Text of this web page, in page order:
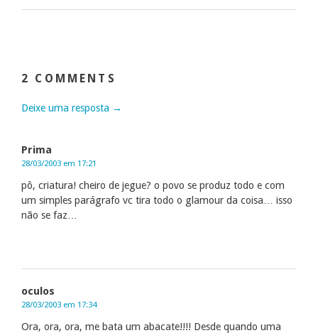
2 COMMENTS
Deixe uma resposta →
Prima
28/03/2003 em 17:21
pô, criatura! cheiro de jegue? o povo se produz todo e com
um simples parágrafo vc tira todo o glamour da coisa… isso
não se faz…
oculos
28/03/2003 em 17:34
Ora, ora, ora, me bata um abacate!!!! Desde quando uma